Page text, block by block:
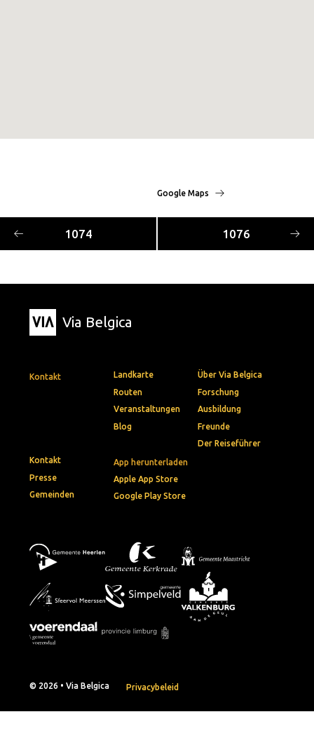
Google Maps
1074 1076
Via Belgica
Kontakt
App herunterladen
Apple App Store
Google Play Store
Landkarte
Routen
Veranstaltungen
Blog
Über Via Belgica
Forschung
Ausbildung
Freunde
Der Reiseführer
Kontakt
Presse
Gemeinden
© 2026 • Via Belgica Privacybeleid